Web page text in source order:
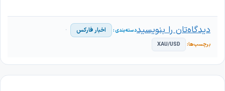
اخبار فارکس
XAU/USD
دیدگاه‌تان را بنویسید